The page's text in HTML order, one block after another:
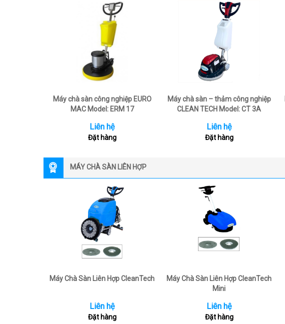
Máy chà sàn công nghiệp EURO
MAC Model: ERM 17
Liên hệ
Đặt hàng
Máy chà sàn – thảm công nghiệp
CLEAN TECH Model: CT 3A
Liên hệ
Đặt hàng
MÁY CHÀ SÀN LIÊN HỢP
Máy Chà Sàn Liên Hợp CleanTech
Liên hệ
Đặt hàng
Máy Chà Sàn Liên Hợp CleanTech
Mini
Liên hệ
Đặt hàng